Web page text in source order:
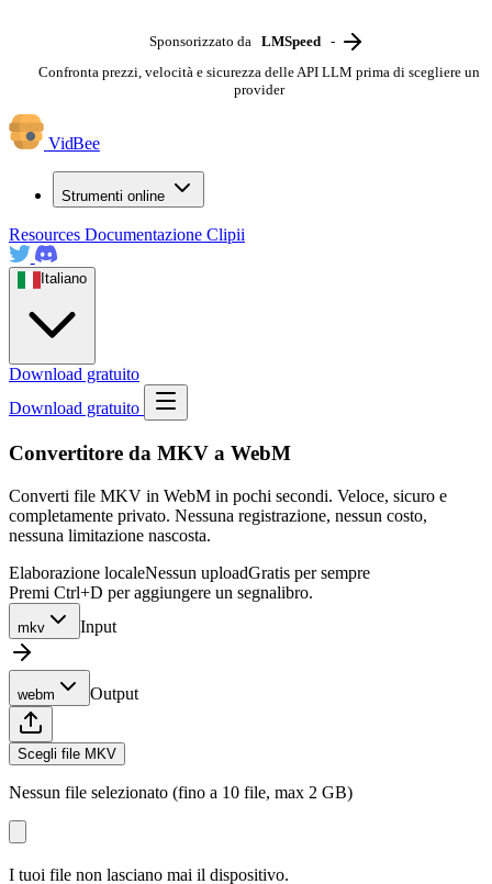
Sponsorizzato da LMSpeed
-
Confronta prezzi, velocità e sicurezza delle API LLM prima di scegliere un
provider
VidBee
Strumenti online
Resources Documentazione Clipii
Italiano
Download gratuito
Download gratuito
Convertitore da MKV a WebM
Converti file MKV in WebM in pochi secondi. Veloce, sicuro e
completamente privato. Nessuna registrazione, nessun costo,
nessuna limitazione nascosta.
Elaborazione localeNessun uploadGratis per sempre
Premi Ctrl+D per aggiungere un segnalibro.
mkv Input
webm Output
Scegli file MKV
Nessun file selezionato (fino a 10 file, max 2 GB)
I tuoi file non lasciano mai il dispositivo.